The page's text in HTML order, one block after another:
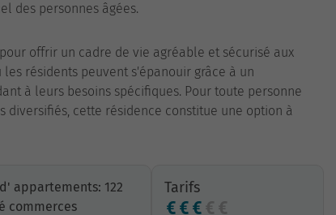
des personnes âgées.
offrir un cadre de vie agréable et sécurisé aux
résidents peuvent s'épanouir grâce à un
à leurs besoins spécifiques. Pour toute personne
diversifiés, cette résidence constitue une option à
appartements: 122
commerces
Tarifs